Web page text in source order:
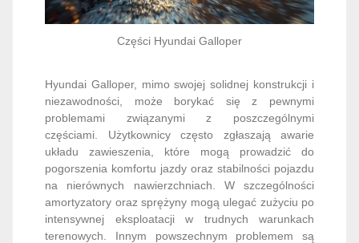
Części Hyundai Galloper
Hyundai Galloper, mimo swojej solidnej konstrukcji i
niezawodności, może borykać się z pewnymi
problemami związanymi z poszczególnymi
częściami. Użytkownicy często zgłaszają awarie
układu zawieszenia, które mogą prowadzić do
pogorszenia komfortu jazdy oraz stabilności pojazdu
na nierównych nawierzchniach. W szczególności
amortyzatory oraz sprężyny mogą ulegać zużyciu po
intensywnej eksploatacji w trudnych warunkach
terenowych. Innym powszechnym problemem są